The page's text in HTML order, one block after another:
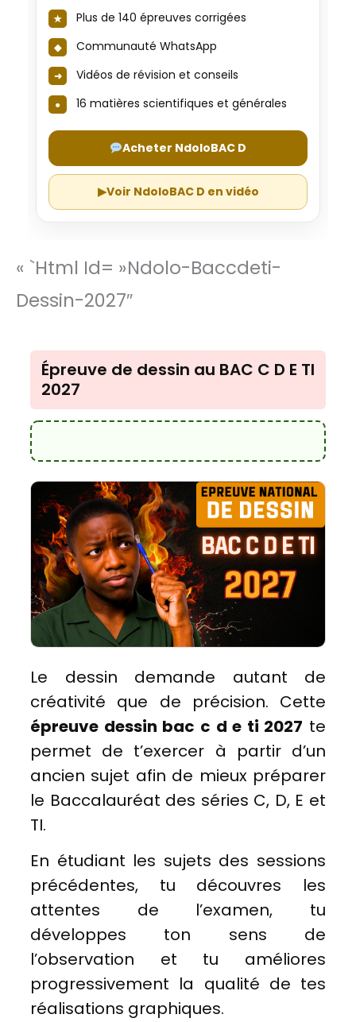
Plus de 140 épreuves corrigées
Communauté WhatsApp
Vidéos de révision et conseils
16 matières scientifiques et générales
Acheter NdoloBAC D
▶Voir NdoloBAC D en vidéo
« `html Id= »ndolo-Baccdeti-
Dessin-2027″
Épreuve de dessin au BAC C D E TI
2027
Le dessin demande autant de
créativité que de précision. Cette
épreuve dessin bac c d e ti 2027 te
permet de t’exercer à partir d’un
ancien sujet afin de mieux préparer
le Baccalauréat des séries C, D, E et
TI.
En étudiant les sujets des sessions
précédentes, tu découvres les
attentes de l’examen, tu
développes ton sens de
l’observation et tu améliores
progressivement la qualité de tes
réalisations graphiques.